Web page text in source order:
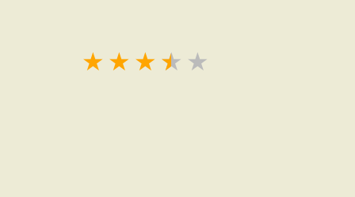
★
★
★
★
★